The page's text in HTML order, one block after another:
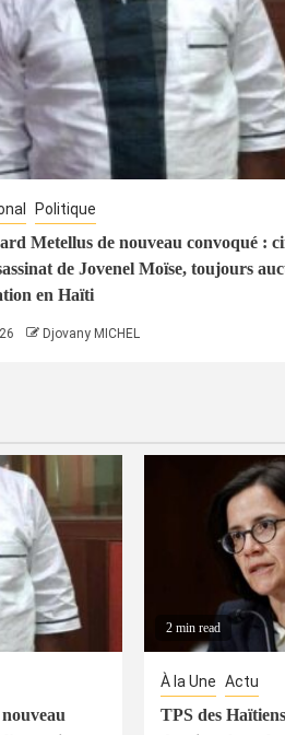
Politique
Metellus de nouveau convoqué :
de Jovenel Moïse, toujours
en Haïti
Djovany MICHEL
2 min read
À la Une Actu
TPS des